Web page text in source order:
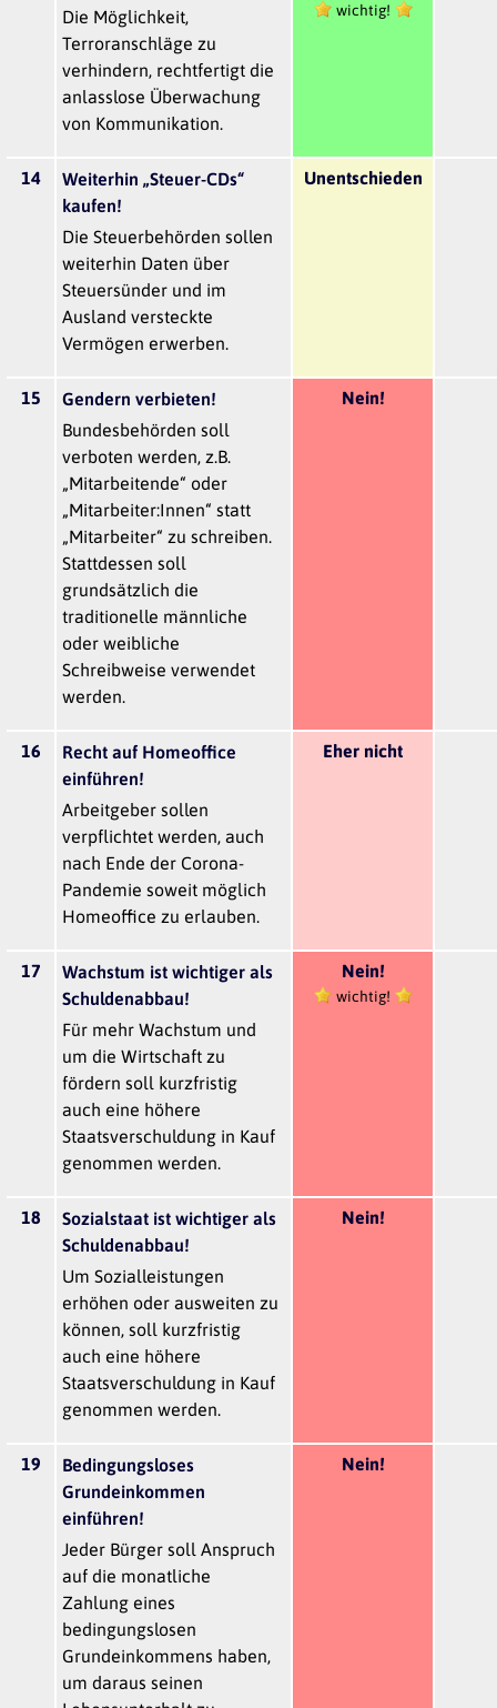
Die Möglichkeit,
Terroranschläge zu
verhindern, rechtfertigt die
anlasslose Überwachung
von Kommunikation.
wichtig!
14
Weiterhin „Steuer-CDs“
kaufen!
Die Steuerbehörden sollen
weiterhin Daten über
Steuersünder und im
Ausland versteckte
Vermögen erwerben.
Unentschieden
15
Gendern verbieten!
Bundesbehörden soll
verboten werden, z.B.
„Mitarbeitende“ oder
„Mitarbeiter:Innen“ statt
„Mitarbeiter“ zu schreiben.
Stattdessen soll
grundsätzlich die
traditionelle männliche
oder weibliche
Schreibweise verwendet
werden.
Nein!
16
Recht auf Homeoffice
einführen!
Arbeitgeber sollen
verpflichtet werden, auch
nach Ende der Corona-
Pandemie soweit möglich
Homeoffice zu erlauben.
Eher nicht
17
Wachstum ist wichtiger als
Schuldenabbau!
Für mehr Wachstum und
um die Wirtschaft zu
fördern soll kurzfristig
auch eine höhere
Staatsverschuldung in Kauf
genommen werden.
Nein!
wichtig!
18
Sozialstaat ist wichtiger als
Schuldenabbau!
Um Sozialleistungen
erhöhen oder ausweiten zu
können, soll kurzfristig
auch eine höhere
Staatsverschuldung in Kauf
genommen werden.
Nein!
19
Bedingungsloses
Grundeinkommen
einführen!
Jeder Bürger soll Anspruch
auf die monatliche
Zahlung eines
bedingungslosen
Grundeinkommens haben,
um daraus seinen
Nein!